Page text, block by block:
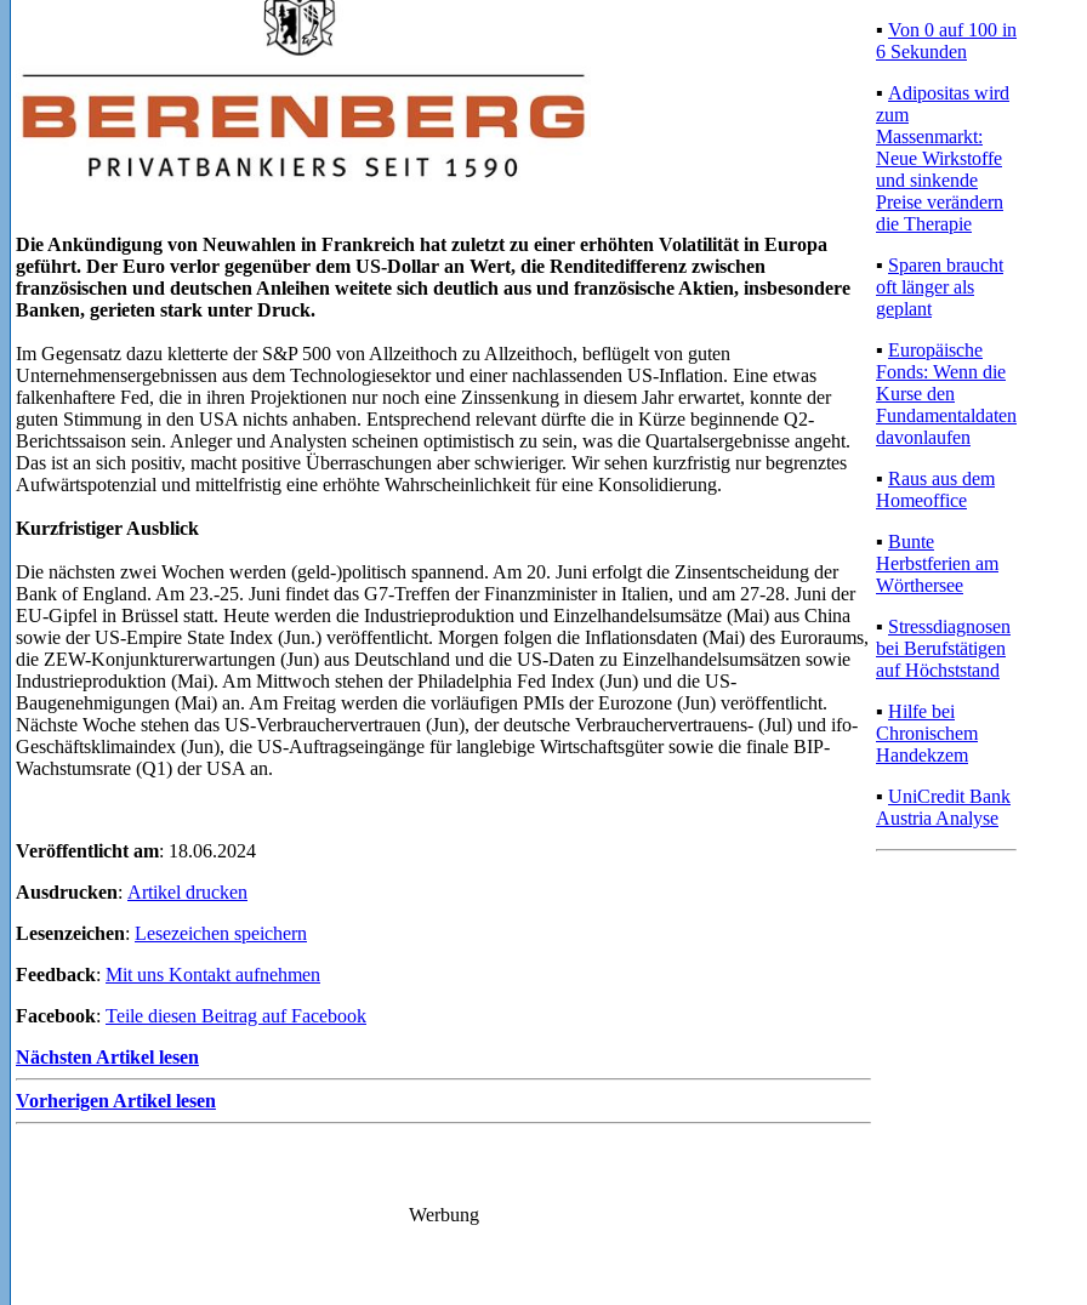
Die Ankündigung von Neuwahlen in Frankreich hat zuletzt zu einer erhöhten Volatilität in Europa
geführt. Der Euro verlor gegenüber dem US-Dollar an Wert, die Renditedifferenz zwischen
französischen und deutschen Anleihen weitete sich deutlich aus und französische Aktien, insbesondere
Banken, gerieten stark unter Druck.
Im Gegensatz dazu kletterte der S&P 500 von Allzeithoch zu Allzeithoch, beflügelt von guten
Unternehmensergebnissen aus dem Technologiesektor und einer nachlassenden US-Inflation. Eine etwas
falkenhaftere Fed, die in ihren Projektionen nur noch eine Zinssenkung in diesem Jahr erwartet, konnte der
guten Stimmung in den USA nichts anhaben. Entsprechend relevant dürfte die in Kürze beginnende Q2-
Berichtssaison sein. Anleger und Analysten scheinen optimistisch zu sein, was die Quartalsergebnisse angeht.
Das ist an sich positiv, macht positive Überraschungen aber schwieriger. Wir sehen kurzfristig nur begrenztes
Aufwärtspotenzial und mittelfristig eine erhöhte Wahrscheinlichkeit für eine Konsolidierung.
Kurzfristiger Ausblick
Die nächsten zwei Wochen werden (geld-)politisch spannend. Am 20. Juni erfolgt die Zinsentscheidung der
Bank of England. Am 23.-25. Juni findet das G7-Treffen der Finanzminister in Italien, und am 27-28. Juni der
EU-Gipfel in Brüssel statt. Heute werden die Industrieproduktion und Einzelhandelsumsätze (Mai) aus China
sowie der US-Empire State Index (Jun.) veröffentlicht. Morgen folgen die Inflationsdaten (Mai) des Euroraums,
die ZEW-Konjunkturerwartungen (Jun) aus Deutschland und die US-Daten zu Einzelhandelsumsätzen sowie
Industrieproduktion (Mai). Am Mittwoch stehen der Philadelphia Fed Index (Jun) und die US-
Baugenehmigungen (Mai) an. Am Freitag werden die vorläufigen PMIs der Eurozone (Jun) veröffentlicht.
Nächste Woche stehen das US-Verbrauchervertrauen (Jun), der deutsche Verbrauchervertrauens- (Jul) und ifo-
Geschäftsklimaindex (Jun), die US-Auftragseingänge für langlebige Wirtschaftsgüter sowie die finale BIP-
Wachstumsrate (Q1) der USA an.
Veröffentlicht am: 18.06.2024
Ausdrucken: Artikel drucken
Lesenzeichen: Lesezeichen speichern
Feedback: Mit uns Kontakt aufnehmen
Facebook: Teile diesen Beitrag auf Facebook
Nächsten Artikel lesen
Vorherigen Artikel lesen
▪ Von 0 auf 100 in
6 Sekunden
▪ Adipositas wird
zum
Massenmarkt:
Neue Wirkstoffe
und sinkende
Preise verändern
die Therapie
▪ Sparen braucht
oft länger als
geplant
▪ Europäische
Fonds: Wenn die
Kurse den
Fundamentaldaten
davonlaufen
▪ Raus aus dem
Homeoffice
▪ Bunte
Herbstferien am
Wörthersee
▪ Stressdiagnosen
bei Berufstätigen
auf Höchststand
▪ Hilfe bei
Chronischem
Handekzem
▪ UniCredit Bank
Austria Analyse
Werbung